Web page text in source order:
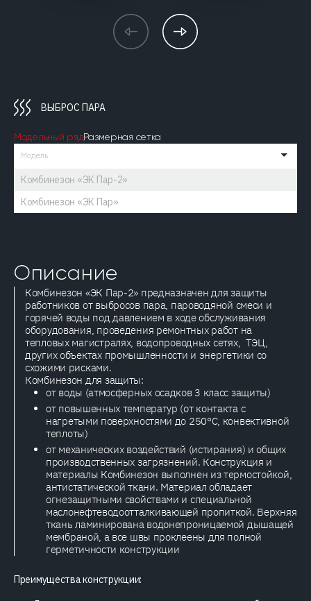
ВЫБРОС ПАРА
Модельный рядРазмерная сетка
Модель
Комбинезон «ЭК Пар-2»
Комбинезон «ЭК Пар»
Описание
Комбинезон «ЭК Пар-2» предназначен для защиты
работников от выбросов пара, пароводяной смеси и
горячей воды под давлением в ходе обслуживания
оборудования, проведения ремонтных работ на
тепловых магистралях, водопроводных сетях, ТЭЦ,
других объектах промышленности и энергетики со
схожими рисками.
Комбинезон для защиты:
от воды (атмосферных осадков 3 класс защиты)
от повышенных температур (от контакта с
нагретыми поверхностями до 250°С, конвективной
теплоты)
от механических воздействий (истирания) и общих
производственных загрязнений. Конструкция и
материалы Комбинезон выполнен из термостойкой,
антистатической ткани. Материал обладает
огнезащитными свойствами и специальной
маслонефтеводоотталкивающей пропиткой. Верхняя
ткань ламинирована водонепроницаемой дышащей
мембраной, а все швы проклеены для полной
герметичности конструкции
Преимущества конструкции: